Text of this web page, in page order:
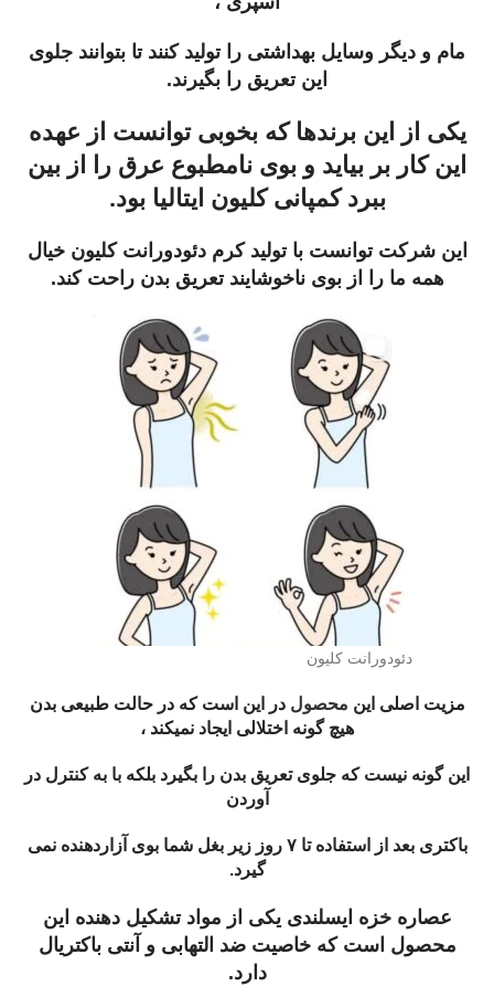
مام و دیگر وسایل بهداشتی را تولید کنند تا بتوانند جلوی
این تعریق را بگیرند.
یکی از این برندها که بخوبی توانست از عهده
این کار بر بیاید و بوی نامطبوع عرق را از بین
ببرد کمپانی کلیون ایتالیا بود.
این شرکت توانست با تولید کرم دئودورانت کلیون خیال
همه ما را از بوی ناخوشایند تعریق بدن راحت کند.
دئودورانت کلیون
مزیت اصلی این محصول در این است که در حالت طبیعی بدن
هیچ گونه اختلالی ایجاد نمیکند ،
این گونه نیست که جلوی تعریق بدن را بگیرد بلکه با به کنترل در
آوردن
باکتری بعد از استفاده تا ۷ روز زیر بغل شما بوی آزاردهنده نمی
گیرد.
عصاره خزه ایسلندی یکی از مواد تشکیل دهنده این
محصول است که خاصیت ضد التهابی و آنتی باکتریال
دارد.